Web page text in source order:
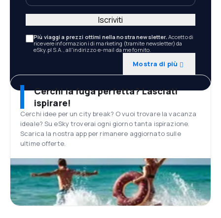
Più viaggi a prezzi ottimi nella nostra newsletter. Accetto di
ricevere informazioni di marketing (tramite newsletter) da
eSky.pl S.A., all'indirizzo e-mail da me fornito.
Mostra di più
Iscriviti
Cerchi la fuga perfetta? Lasciati
ispirare!
Cerchi idee per un city break? O vuoi trovare la vacanza
ideale? Su eSky troverai ogni giorno tanta ispirazione.
Scarica la nostra app per rimanere aggiornato sulle
ultime offerte.